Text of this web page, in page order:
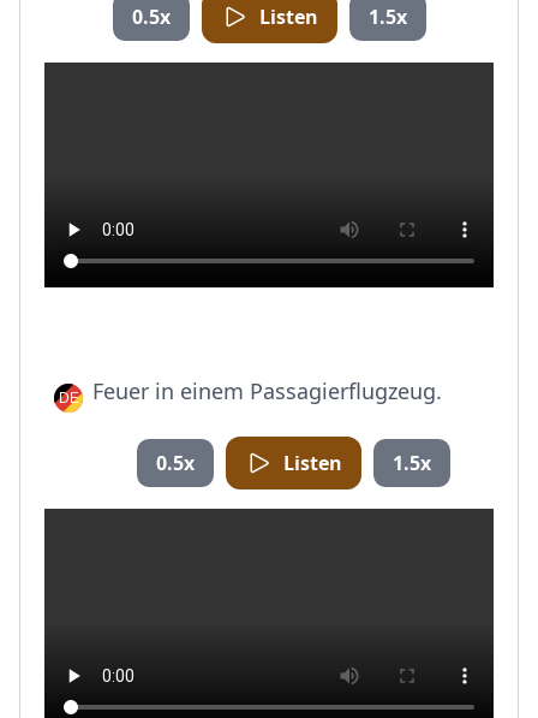
0.5x Listen 1.5x
Feuer in einem Passagierflugzeug.
0.5x Listen 1.5x